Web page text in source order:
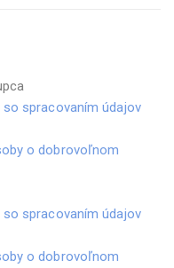
spracovaním údajov
o dobrovoľnom
spracovaním údajov
o dobrovoľnom